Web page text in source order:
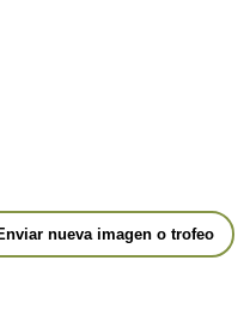
nueva imagen o trofeo